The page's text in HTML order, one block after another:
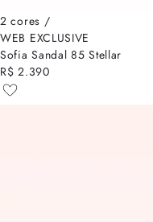
2 cores /
WEB EXCLUSIVE
Sofia Sandal 85 Stellar
R$ 2.390